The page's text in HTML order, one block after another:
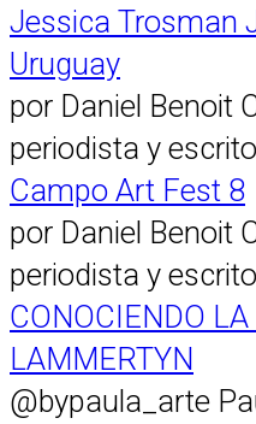
Jessica Trosman
Uruguay
por Daniel Benoit
periodista y
Campo Art Fest 8
por Daniel Benoit
periodista y
CONOCIENDO
LAMMERTYN
@bypaula_arte